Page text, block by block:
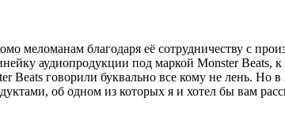
меломанам благодаря её сотрудничеству с
аудиопродукции под маркой Monster Beats, к
Beats говорили буквально все кому не лень. Но
об одном из которых я и хотел бы вам